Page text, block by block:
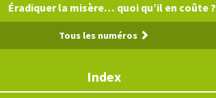
Éradiquer la misère… quoi qu’il en coûte ?
Tous les numéros
Index